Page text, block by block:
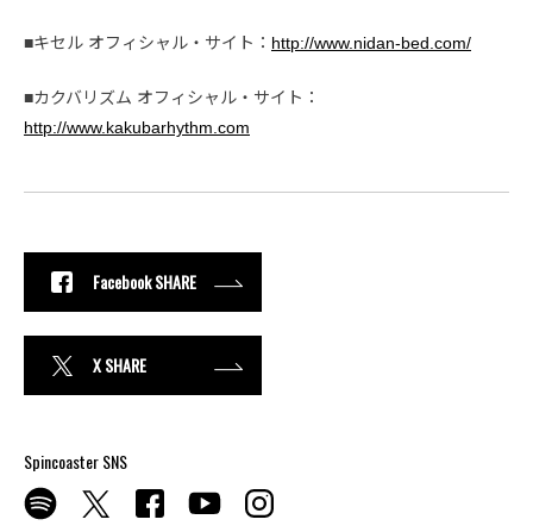
■キセル オフィシャル・サイト： http://www.nidan-bed.com/
■カクバリズム オフィシャル・サイト：
http://www.kakubarhythm.com
Facebook SHARE
X SHARE
Spincoaster SNS